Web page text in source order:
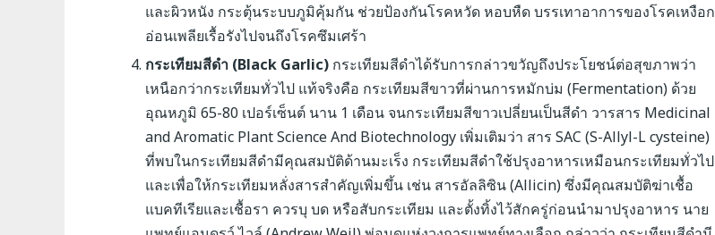
และผิวหนัง กระตุ้นระบบภูมิคุ้มกัน ช่วยป้องกันโรคหวัด หอบหืด บรรเทาอาการของโรคเหงือก
อ่อนเพลียเรื้อรังไปจนถึงโรคซึมเศร้า
กระเทียมสีดำ (Black Garlic) กระเทียมสีดำได้รับการกล่าวขวัญถึงประโยชน์ต่อสุขภาพว่า
เหนือกว่ากระเทียมทั่วไป แท้จริงคือ กระเทียมสีขาวที่ผ่านการหมักบ่ม (Fermentation) ด้วย
อุณหภูมิ 65-80 เปอร์เซ็นต์ นาน 1 เดือน จนกระเทียมสีขาวเปลี่ยนเป็นสีดำ วารสาร Medicinal
and Aromatic Plant Science And Biotechnology เพิ่มเติมว่า สาร SAC (S-Allyl-L cysteine)
ที่พบในกระเทียมสีดำมีคุณสมบัติด้านมะเร็ง กระเทียมสีดำใช้ปรุงอาหารเหมือนกระเทียมทั่วไป
และเพื่อให้กระเทียมหลั่งสารสำคัญเพิ่มขึ้น เช่น สารอัลลิซิน (Allicin) ซึ่งมีคุณสมบัติฆ่าเชื้อ
แบคทีเรียและเชื้อรา ควรบุ บด หรือสับกระเทียม และตั้งทิ้งไว้สักครู่ก่อนนำมาปรุงอาหาร นาย